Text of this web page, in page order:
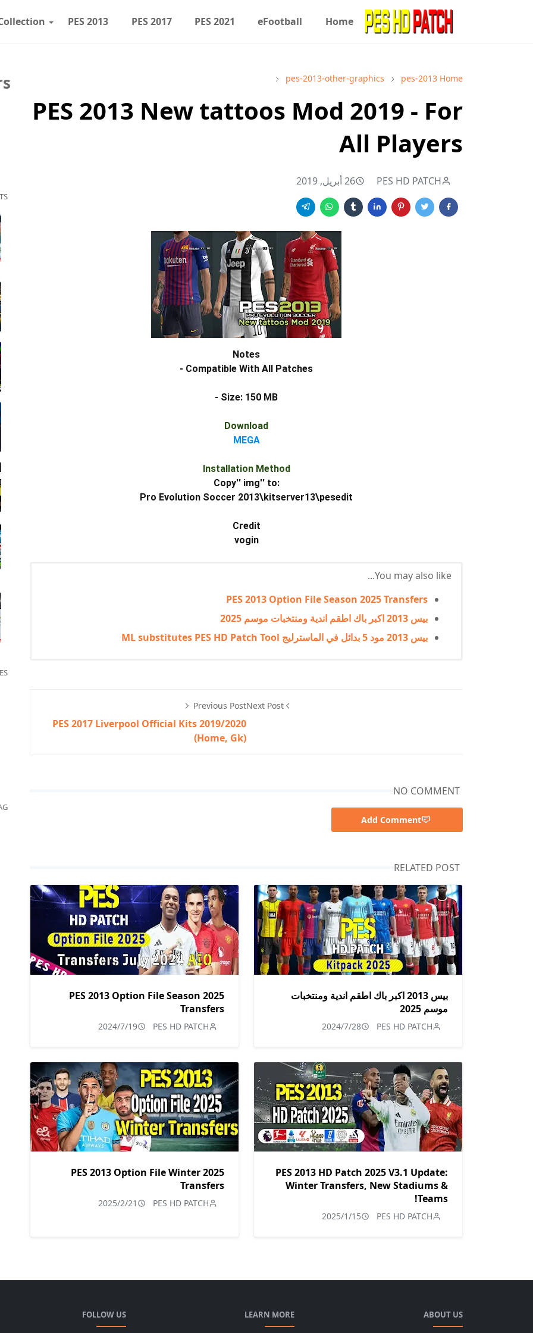
Home
eFootball
PES 2021
PES 2017
PES 2013
Home
pes-2013
pes-2013-other-graphics
PES 2013 New tattoos Mod 2019 - For
All Players
PES HD PATCH 26 أبريل, 2019
Notes
- Compatible With All Patches
- Size: 150 MB
Download
MEGA
Installation Method
Copy'' img'' to:
Pro Evolution Soccer 2013\kitserver13\pesedit
Credit
vogin
You may also like...
PES 2013 Option File Season 2025 Transfers
بيس 2013 اكبر باك اطقم اندية ومنتخبات موسم 2025
بيس 2013 مود 5 بدائل في الماسترليج ML substitutes PES HD Patch Tool
Next Post
Previous Post
PES 2017 Liverpool Official Kits 2019/2020
(Home, Gk)
NO COMMENT
Add Comment
RELATED POST
بيس 2013 اكبر باك اطقم اندية ومنتخبات
موسم 2025
PES HD PATCH
2024/7/28
PES 2013 Option File Season 2025
Transfers
PES HD PATCH
2024/7/19
PES 2013 HD Patch 2025 V3.1 Update:
Winter Transfers, New Stadiums &
Teams!
PES HD PATCH
2025/1/15
PES 2013 Option File Winter 2025
Transfers
PES HD PATCH
2025/2/21
ABOUT US
LEARN MORE
FOLLOW US